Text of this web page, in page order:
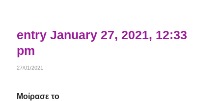
entry January 27, 2021, 12:33
pm
27/01/2021
Μοίρασε το